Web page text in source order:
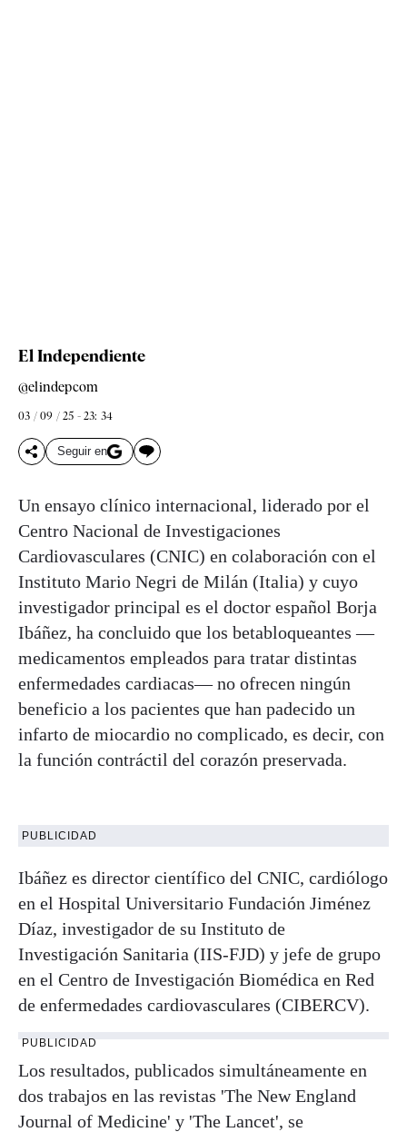
El Independiente
@elindepcom
03 / 09 / 25 - 23: 34
Seguir en
Un ensayo clínico internacional, liderado por el
Centro Nacional de Investigaciones
Cardiovasculares (CNIC) en colaboración con el
Instituto Mario Negri de Milán (Italia) y cuyo
investigador principal es el doctor español Borja
Ibáñez, ha concluido que los betabloqueantes —
medicamentos empleados para tratar distintas
enfermedades cardiacas— no ofrecen ningún
beneficio a los pacientes que han padecido un
infarto de miocardio no complicado, es decir, con
la función contráctil del corazón preservada.
PUBLICIDAD
Ibáñez es director científico del CNIC, cardiólogo
en el Hospital Universitario Fundación Jiménez
Díaz, investigador de su Instituto de
Investigación Sanitaria (IIS-FJD) y jefe de grupo
en el Centro de Investigación Biomédica en Red
de enfermedades cardiovasculares (CIBERCV).
PUBLICIDAD
Los resultados, publicados simultáneamente en
dos trabajos en las revistas 'The New England
Journal of Medicine' y 'The Lancet', se